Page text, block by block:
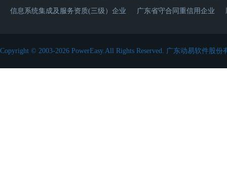
信息系统集成及服务资质(三级）企业
广东省守合同重信用企业
Copyright © 2003-2026 PowerEasy.All Rights Reserved. 广东动易软件股份